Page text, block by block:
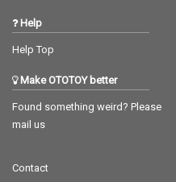
Help
Help Top
Make OTOTOY better
Found something weird? Please
mail us
Contact